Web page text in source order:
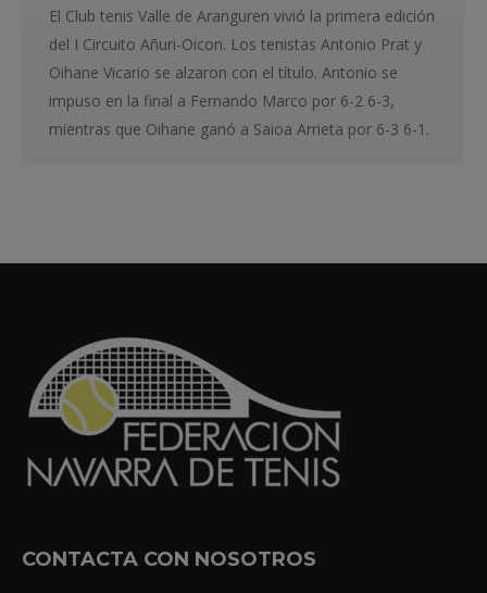
El Club tenis Valle de Aranguren vivió la primera edición
del I Circuito Añuri-Oicon. Los tenistas Antonio Prat y
Oihane Vicario se alzaron con el título. Antonio se
impuso en la final a Fernando Marco por 6-2 6-3,
mientras que Oihane ganó a Saioa Arrieta por 6-3 6-1.
CONTACTA CON NOSOTROS